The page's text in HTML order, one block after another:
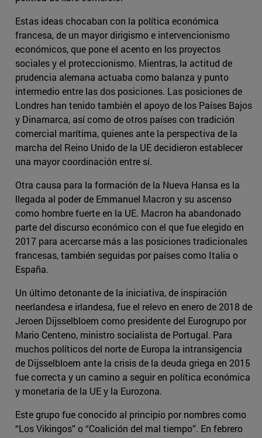
Estas ideas chocaban con la política económica
francesa, de un mayor dirigismo e intervencionismo
económicos, que pone el acento en los proyectos
sociales y el proteccionismo. Mientras, la actitud de
prudencia alemana actuaba como balanza y punto
intermedio entre las dos posiciones. Las posiciones de
Londres han tenido también el apoyo de los Países Bajos
y Dinamarca, así como de otros países con tradición
comercial marítima, quienes ante la perspectiva de la
marcha del Reino Unido de la UE decidieron establecer
una mayor coordinación entre sí.
Otra causa para la formación de la Nueva Hansa es la
llegada al poder de Emmanuel Macron y su ascenso
como hombre fuerte en la UE. Macron ha abandonado
parte del discurso económico con el que fue elegido en
2017 para acercarse más a las posiciones tradicionales
francesas, también seguidas por países como Italia o
España.
Un último detonante de la iniciativa, de inspiración
neerlandesa e irlandesa, fue el relevo en enero de 2018 de
Jeroen Dijsselbloem como presidente del Eurogrupo por
Mario Centeno, ministro socialista de Portugal. Para
muchos políticos del norte de Europa la intransigencia
de Dijsselbloem ante la crisis de la deuda griega en 2015
fue correcta y un camino a seguir en política económica
y monetaria de la UE y la Eurozona.
Este grupo fue conocido al principio por nombres como
“Los Vikingos” o “Coalición del mal tiempo”. En febrero